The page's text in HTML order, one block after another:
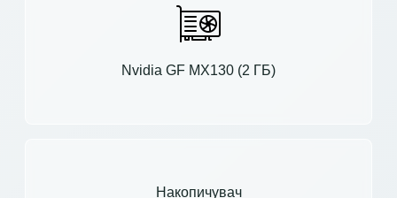
Nvidia GF MX130 (2 ГБ)
Накопичувач